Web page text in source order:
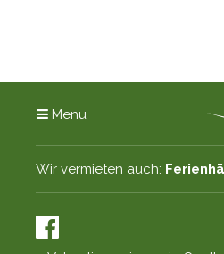
Menu
Wir vermieten auch: